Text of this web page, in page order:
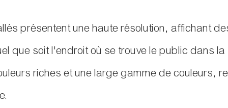
présentent une haute résolution, affichant
que soit l'endroit où se trouve le public dans la
riches et une large gamme de couleurs,